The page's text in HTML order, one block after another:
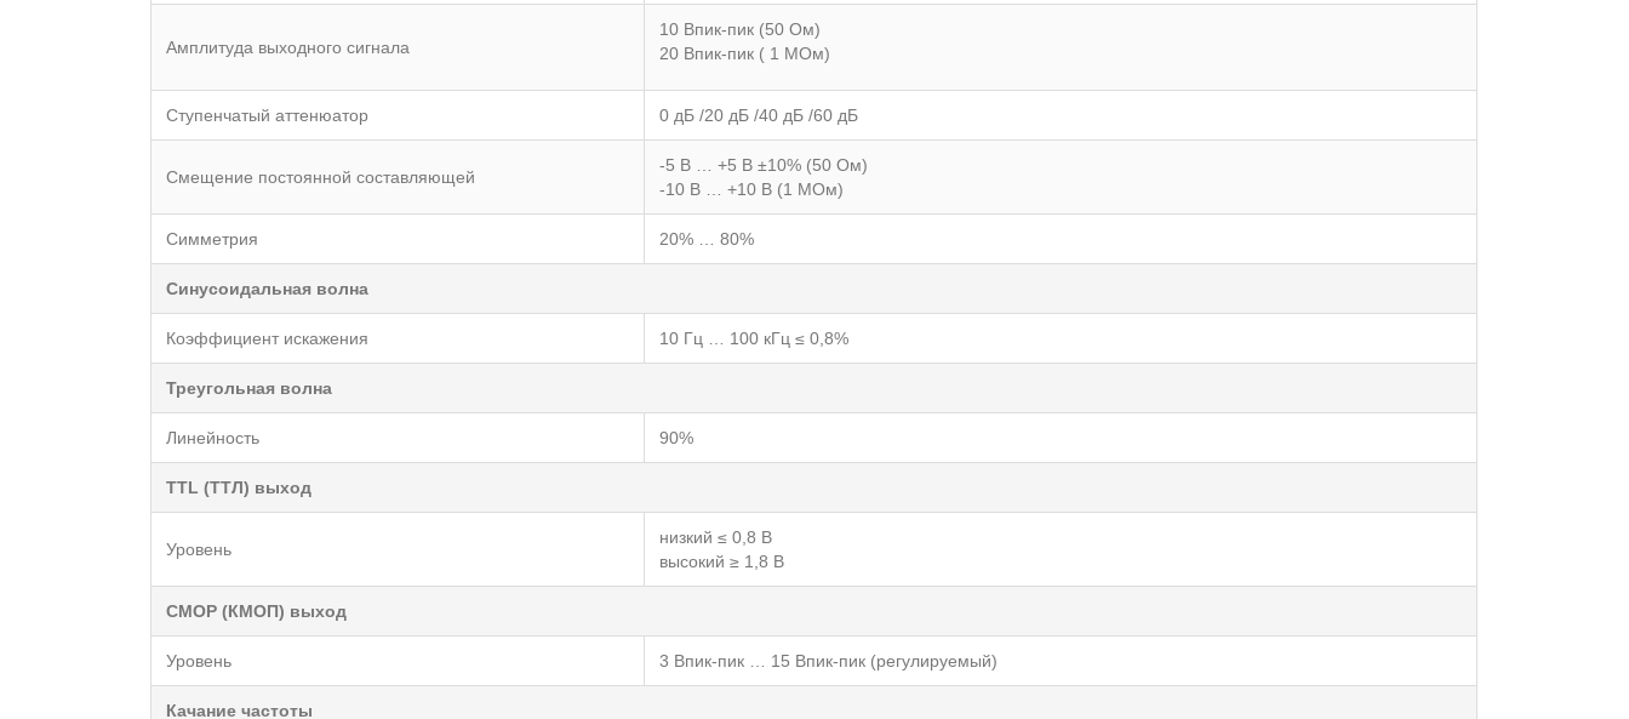
Амплитуда выходного сигнала
10 Впик-пик (50 Ом)
20 Впик-пик ( 1 МОм)
Ступенчатый аттенюатор 0 дБ /20 дБ /40 дБ /60 дБ
Смещение постоянной составляющей
-5 В … +5 В ±10% (50 Ом)
-10 В … +10 В (1 МОм)
Симметрия 20% … 80%
Синусоидальная волна
Коэффициент искажения 10 Гц … 100 кГц ≤ 0,8%
Треугольная волна
Линейность 90%
TTL (ТТЛ) выход
Уровень
низкий ≤ 0,8 В
высокий ≥ 1,8 В
CMOP (КМОП) выход
Уровень 3 Впик-пик … 15 Впик-пик (регулируемый)
Качание частоты